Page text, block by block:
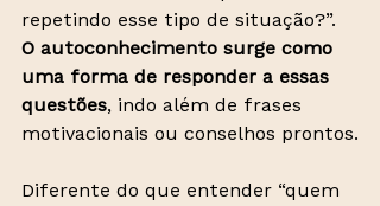
repetindo esse tipo de situação?”.
O autoconhecimento surge como
uma forma de responder a essas
questões, indo além de frases
motivacionais ou conselhos prontos.
Diferente do que entender “quem